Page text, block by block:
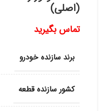
(اصلی)
تماس بگیرید
برند سازنده خودرو
کشور سازنده قطعه